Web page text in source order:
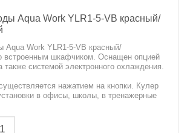
Aqua Work YLR1-5-VB красный/
Aqua Work YLR1-5-VB красный/
встроенным шкафчиком. Оснащен опцией
также системой электронного охлаждения.
нажатием на кнопки. Кулер
в офисы, школы, в тренажерные